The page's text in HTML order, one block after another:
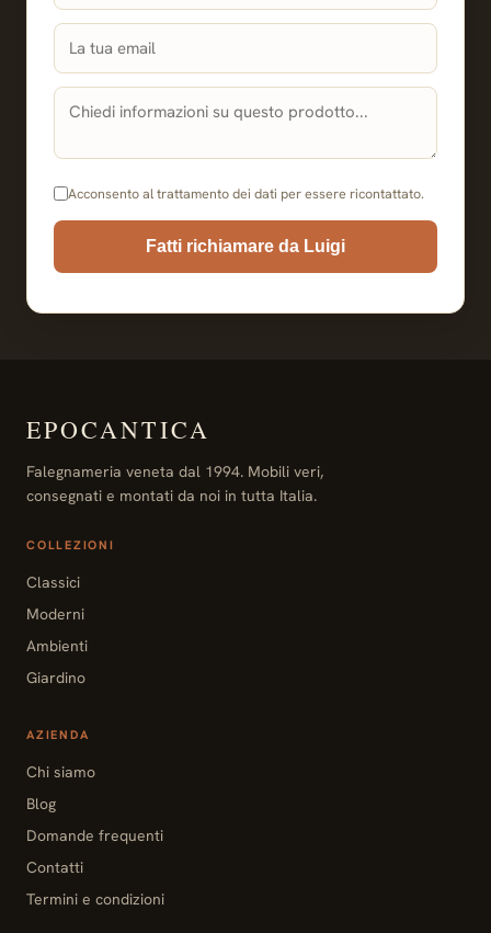
Acconsento al trattamento dei dati per essere ricontattato.
Fatti richiamare da Luigi
EPOCANTICA
Falegnameria veneta dal 1994. Mobili veri,
consegnati e montati da noi in tutta Italia.
COLLEZIONI
Classici
Moderni
Ambienti
Giardino
AZIENDA
Chi siamo
Blog
Domande frequenti
Contatti
Termini e condizioni